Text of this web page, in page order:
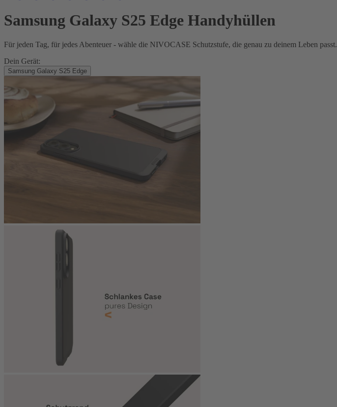
Samsung Galaxy S25 Edge Handyhüllen
Für jeden Tag, für jedes Abenteuer - wähle die NIVOCASE Schutzstufe, die genau zu deinem Leben passt.
Dein Gerät:
Samsung Galaxy S25 Edge